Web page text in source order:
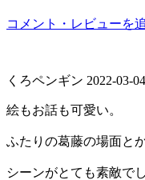
コメント・レビューを
くろペンギン 2022-03-
絵もお話も可愛い。
ふたりの葛藤の場面と
シーンがとても素敵でし